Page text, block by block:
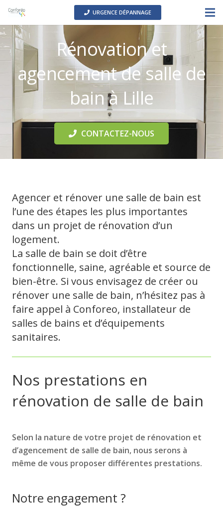
URGENCE DÉPANNAGE
Rénovation et
agencement de salle de
bain à Lille
CONTACTEZ-NOUS
Agencer et rénover une salle de bain est
l’une des étapes les plus importantes
dans un projet de rénovation d’un
logement.
La salle de bain se doit d’être
fonctionnelle, saine, agréable et source de
bien-être. Si vous envisagez de créer ou
rénover une salle de bain, n’hésitez pas à
faire appel à Conforeo, installateur de
salles de bains et d’équipements
sanitaires.
Nos prestations en
rénovation de salle de bain
Selon la nature de votre projet de rénovation et
d’agencement de salle de bain, nous serons à
même de vous proposer différentes prestations.
Notre engagement ?